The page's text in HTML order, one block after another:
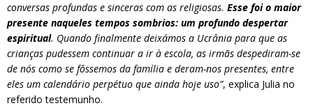
conversas profundas e sinceras com as religiosas. Esse foi o maior
presente naqueles tempos sombrios: um profundo despertar
espiritual. Quando finalmente deixámos a Ucrânia para que as
crianças pudessem continuar a ir à escola, as irmãs despediram-se
de nós como se fôssemos da família e deram-nos presentes, entre
eles um calendário perpétuo que ainda hoje uso”, explica Julia no
referido testemunho.